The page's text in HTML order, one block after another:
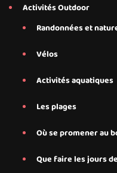
Activités Outdoor
Randonnées et
Vélos
Activités aquatiques
Les plages
Où se promener au
Que faire les jours